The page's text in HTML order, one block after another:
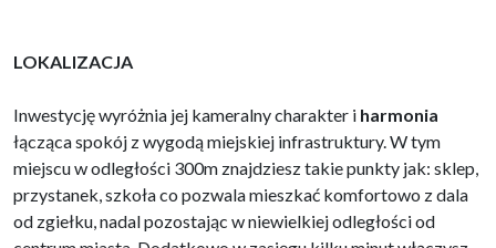
LOKALIZACJA
Inwestycję wyróżnia jej kameralny charakter i harmonia
łącząca spokój z wygodą miejskiej infrastruktury. W tym
miejscu w odległości 300m znajdziesz takie punkty jak: sklep,
przystanek, szkoła co pozwala mieszkać komfortowo z dala
od zgiełku, nadal pozostając w niewielkiej odległości od